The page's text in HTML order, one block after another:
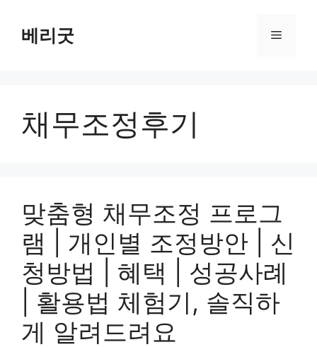
베리굿 메
채무조정후기
맞춤형 채무조정 프로그
램 | 개인별 조정방안 | 신
청방법 | 혜택 | 성공사례
| 활용법 체험기, 솔직하
게 알려드려요